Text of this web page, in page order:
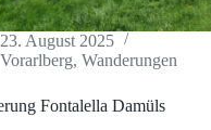
23. August 2025
Vorarlberg, Wanderungen
Fontalella Damüls